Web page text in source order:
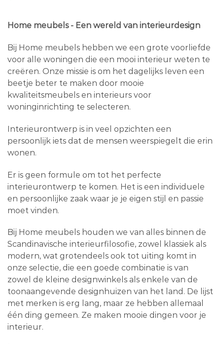
Home meubels - Een wereld van interieurdesign
Bij Home meubels hebben we een grote voorliefde
voor alle woningen die een mooi interieur weten te
creëren. Onze missie is om het dagelijks leven een
beetje beter te maken door mooie
kwaliteitsmeubels en interieurs voor
woninginrichting te selecteren.
Interieurontwerp is in veel opzichten een
persoonlijk iets dat de mensen weerspiegelt die erin
wonen.
Er is geen formule om tot het perfecte
interieurontwerp te komen. Het is een individuele
en persoonlijke zaak waar je je eigen stijl en passie
moet vinden.
Bij Home meubels houden we van alles binnen de
Scandinavische interieurfilosofie, zowel klassiek als
modern, wat grotendeels ook tot uiting komt in
onze selectie, die een goede combinatie is van
zowel de kleine designwinkels als enkele van de
toonaangevende designhuizen van het land. De lijst
met merken is erg lang, maar ze hebben allemaal
één ding gemeen. Ze maken mooie dingen voor je
interieur.